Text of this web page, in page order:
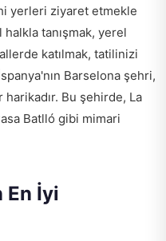
yerleri ziyaret etmekle
halkla tanışmak, yerel
katılmak, tatilinizi
Barselona şehri,
Bu şehirde, La
Batlló gibi mimari
En İyi